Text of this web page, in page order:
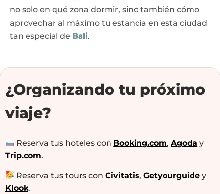
no solo en qué zona dormir, sino también cómo
aprovechar al máximo tu estancia en esta ciudad
tan especial de Bali.
¿Organizando tu próximo
viaje?
Reserva tus hoteles con Booking.com,Agoda y
Trip.com.
Reserva tus tours conCivitatis,Getyourguide y
Klook.